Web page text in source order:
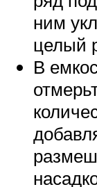
ним
целый
В